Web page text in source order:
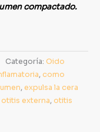
compactado.
Categoría: Oido
, como
, expulsa la cera
otitis externa, otitis